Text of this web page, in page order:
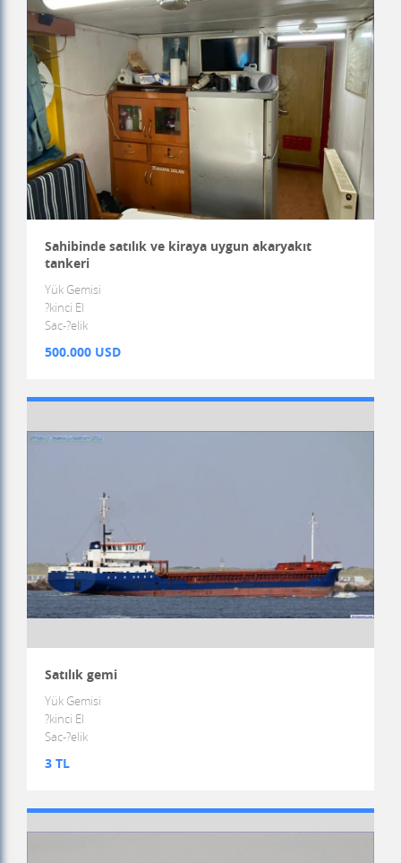
Sahibinde satılık ve kiraya uygun akaryakıt
tankeri
Yük Gemisi
?kinci El
Sac-?elik
500.000 USD
Satılık gemi
Yük Gemisi
?kinci El
Sac-?elik
3 TL